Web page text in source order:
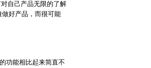
自己产品无限的了解
好产品，而很可能
功能相比起来简直不